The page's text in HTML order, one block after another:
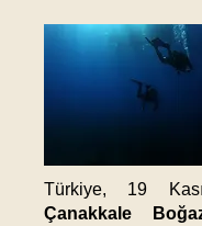
Türkiye, 19
Çanakkale